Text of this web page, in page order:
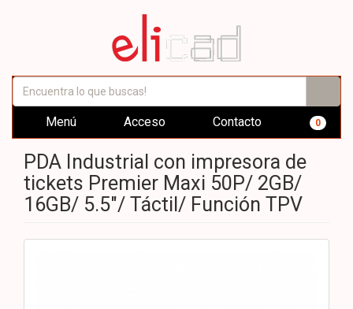
Menú Acceso Contacto 0
PDA Industrial con impresora de
tickets Premier Maxi 50P/ 2GB/
16GB/ 5.5"/ Táctil/ Función TPV